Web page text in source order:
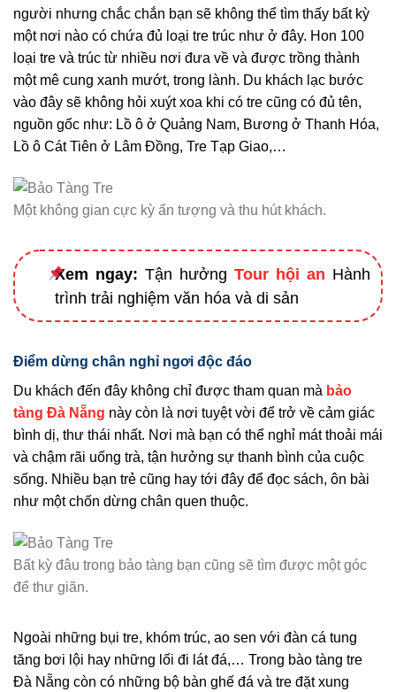
người nhưng chắc chắn bạn sẽ không thể tìm thấy bất kỳ
một nơi nào có chứa đủ loại tre trúc như ở đây. Hon 100
loại tre và trúc từ nhiều nơi đưa về và được trồng thành
một mê cung xanh mướt, trong lành. Du khách lạc bước
vào đây sẽ không hỏi xuýt xoa khi có tre cũng có đủ tên,
nguồn gốc như: Lồ ô ở Quảng Nam, Bương ở Thanh Hóa,
Lồ ô Cát Tiên ở Lâm Đồng, Tre Tạp Giao,…
Một không gian cực kỳ ấn tượng và thu hút khách.
Xem ngay: Tận hưởng Tour hội an Hành
trình trải nghiệm văn hóa và di sản
Điểm dừng chân nghỉ ngơi độc đáo
Du khách đến đây không chỉ được tham quan mà bảo
tàng Đà Nẵng này còn là nơi tuyệt vời để trở về cảm giác
bình dị, thư thái nhất. Nơi mà bạn có thể nghỉ mát thoải mái
và chậm rãi uống trà, tận hưởng sự thanh bình của cuộc
sống. Nhiều bạn trẻ cũng hay tới đây để đọc sách, ôn bài
như một chốn dừng chân quen thuộc.
Bất kỳ đâu trong bảo tàng bạn cũng sẽ tìm được một góc
để thư giãn.
Ngoài những bụi tre, khóm trúc, ao sen với đàn cá tung
tăng bơi lội hay những lối đi lát đá,… Trong bào tàng tre
Đà Nẵng còn có những bộ bàn ghế đá và tre đặt xung